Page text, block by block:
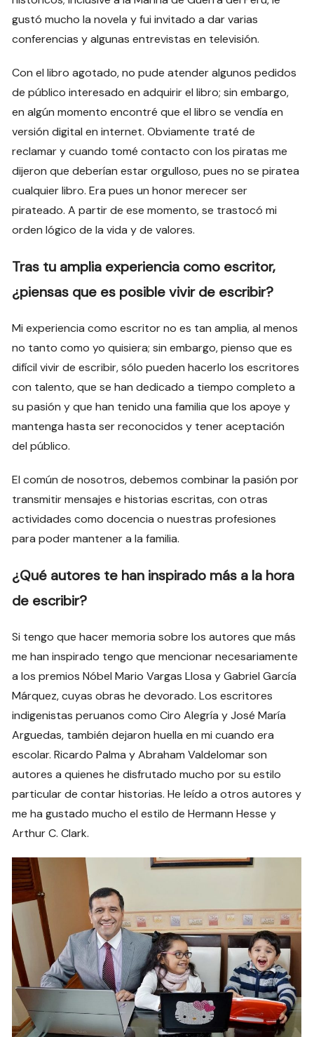
gustó mucho la novela y fui invitado a dar varias
conferencias y algunas entrevistas en televisión.
Con el libro agotado, no pude atender algunos pedidos
de público interesado en adquirir el libro; sin embargo,
en algún momento encontré que el libro se vendía en
versión digital en internet. Obviamente traté de
reclamar y cuando tomé contacto con los piratas me
dijeron que deberían estar orgulloso, pues no se piratea
cualquier libro. Era pues un honor merecer ser
pirateado. A partir de ese momento, se trastocó mi
orden lógico de la vida y de valores.
Tras tu amplia experiencia como escritor,
¿piensas que es posible vivir de escribir?
Mi experiencia como escritor no es tan amplia, al menos
no tanto como yo quisiera; sin embargo, pienso que es
difícil vivir de escribir, sólo pueden hacerlo los escritores
con talento, que se han dedicado a tiempo completo a
su pasión y que han tenido una familia que los apoye y
mantenga hasta ser reconocidos y tener aceptación
del público.
El común de nosotros, debemos combinar la pasión por
transmitir mensajes e historias escritas, con otras
actividades como docencia o nuestras profesiones
para poder mantener a la familia.
¿Qué autores te han inspirado más a la hora
de escribir?
Si tengo que hacer memoria sobre los autores que más
me han inspirado tengo que mencionar necesariamente
a los premios Nóbel Mario Vargas Llosa y Gabriel García
Márquez, cuyas obras he devorado. Los escritores
indigenistas peruanos como Ciro Alegría y José María
Arguedas, también dejaron huella en mi cuando era
escolar. Ricardo Palma y Abraham Valdelomar son
autores a quienes he disfrutado mucho por su estilo
particular de contar historias. He leído a otros autores y
me ha gustado mucho el estilo de Hermann Hesse y
Arthur C. Clark.